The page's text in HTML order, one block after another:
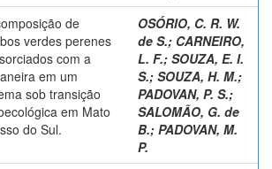
de
verdes perenes
com a
em um
sob transição
em Mato
do Sul.
OSÓRIO, C. R. W.
de S.; CARNEIRO,
L. F.; SOUZA, E. I.
S.; SOUZA, H. M.;
PADOVAN, P. S.;
SALOMÃO, G. de
B.; PADOVAN, M.
P.